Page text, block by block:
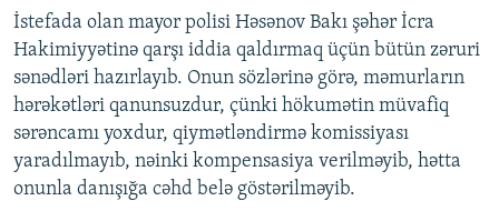
FOTOQALEREYA
İNFOQRAFIKA
KARIKATURA
OXU ZALI
AZƏRBAYCAN ƏDƏBIYYATI KITABXANASI
İSLAM VƏ DEMOKRATIYA
İZ - MƏDƏNIYYƏT PROQRAMI
HAQQIMIZDA
MISSIYAMIZ
PEŞƏ ETIKASI VƏ JURNALISTIKA STANDARTLARIMIZ
MATERIALLARIMIZDAN ISTIFADƏ
AZADLIQRADIOSU MOBIL TELEFONUNUZDA
BIZI IZLƏ
RFE/RL-in bütün saytları
İstefada olan mayor polisi Həsənov Bakı şəhər İcra
Hakimiyyətinə qarşı iddia qaldırmaq üçün bütün zəruri
sənədləri hazırlayıb. Onun sözlərinə görə, məmurların
hərəkətləri qanunsuzdur, çünki hökumətin müvafiq
sərəncamı yoxdur, qiymətləndirmə komissiyası
yaradılmayıb, nəinki kompensasiya verilməyib, hətta
onunla danışığa cəhd belə göstərilməyib.